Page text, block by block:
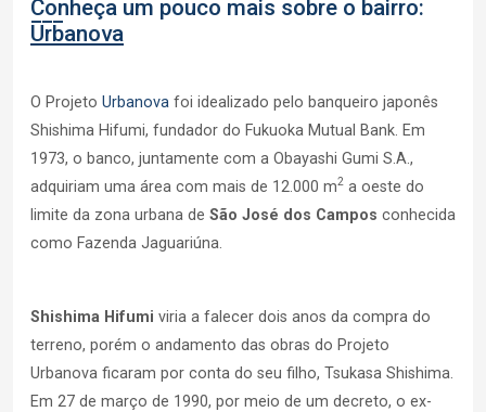
Conheça um pouco mais sobre o bairro:
Urbanova
O Projeto Urbanova foi idealizado pelo banqueiro japonês
Shishima Hifumi, fundador do Fukuoka Mutual Bank. Em
1973, o banco, juntamente com a Obayashi Gumi S.A.,
adquiriam uma área com mais de 12.000 m2 a oeste do
limite da zona urbana de São José dos Campos conhecida
como Fazenda Jaguariúna.
Shishima Hifumi viria a falecer dois anos da compra do
terreno, porém o andamento das obras do Projeto
Urbanova ficaram por conta do seu filho, Tsukasa Shishima.
Em 27 de março de 1990, por meio de um decreto, o ex-